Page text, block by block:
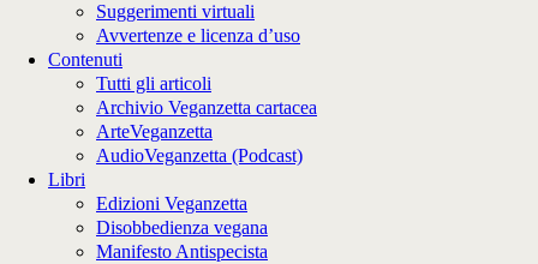
Suggerimenti virtuali
Avvertenze e licenza d’uso
Contenuti
Tutti gli articoli
Archivio Veganzetta cartacea
ArteVeganzetta
AudioVeganzetta (Podcast)
Libri
Edizioni Veganzetta
Disobbedienza vegana
Manifesto Antispecista